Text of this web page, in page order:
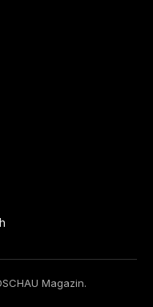
Magazin.